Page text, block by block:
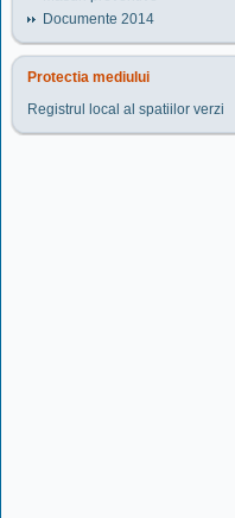
Documente 2014
Protectia mediului
Registrul local al spatiilor verzi